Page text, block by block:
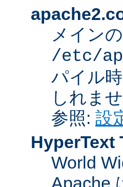
メイン
/etc/
パイル
しれませ
参照: 設
HyperText
World
Apache